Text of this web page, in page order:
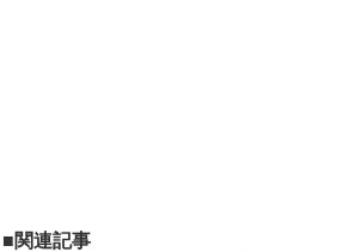
■関連記事